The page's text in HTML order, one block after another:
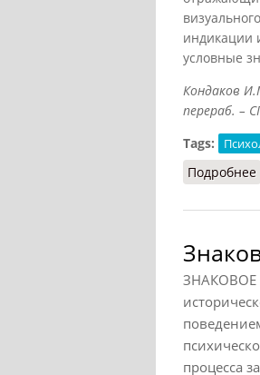
индикации
условные
Кондаков
перераб. –
Tags:
Подробнее
ЗНАКОВОЕ
процесса